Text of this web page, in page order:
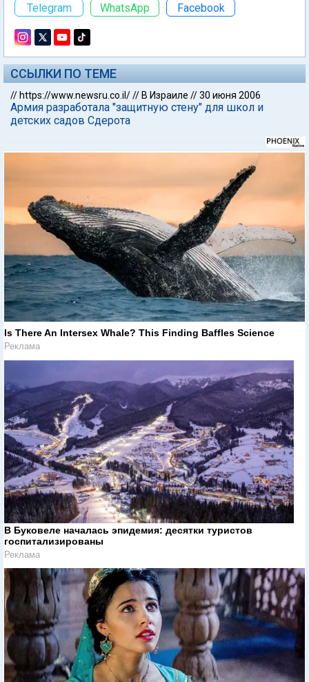
Telegram
WhatsApp Facebook
ССЫЛКИ ПО ТЕМЕ
// https://www.newsru.co.il/// В Израиле //30 июня 2006
Армия разработала "защитную стену" для школ и
детских садов Сдерота
Is There An Intersex Whale? This Finding Baffles Science
Реклама
В Буковеле началась эпидемия: десятки туристов
госпитализированы
Реклама